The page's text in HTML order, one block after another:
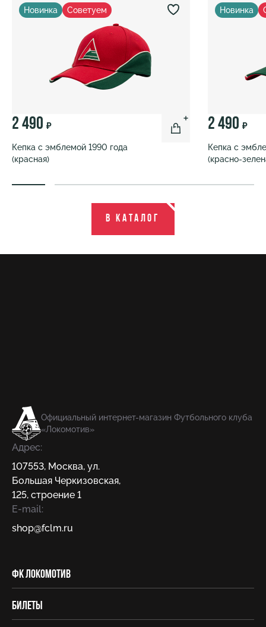
Новинка Советуем
2 490 ₽
Кепка с эмблемой 1990 года
(красная)
Новинка
2 490 ₽
Кепка с
(красно-
В каталог
Официальный интернет-магазин Футбольного клуба
«Локомотив»
Адрес:
107553, Москва, ул.
Большая Черкизовская,
125, строение 1
E-mail:
shop@fсlm.ru
ФК Локомотив
Билеты